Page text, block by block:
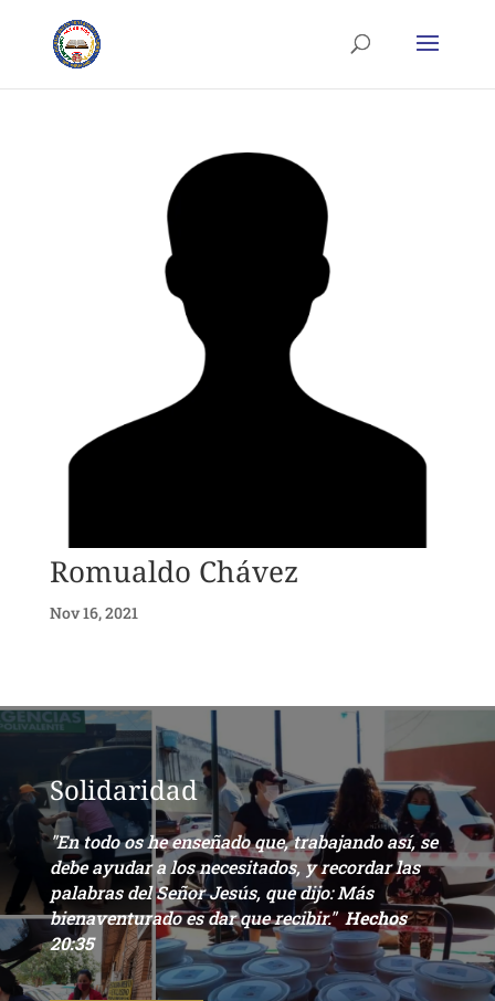
Romualdo Chávez
Nov 16, 2021
Solidaridad
"En todo os he enseñado que, trabajando así, se
debe ayudar a los necesitados, y recordar las
palabras del Señor Jesús, que dijo: Más
bienaventurado es dar que recibir."Hechos
20:35